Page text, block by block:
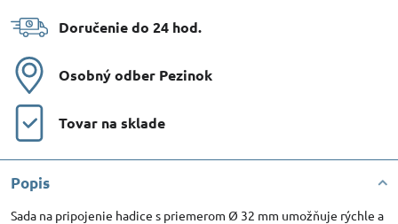
Doručenie do 24 hod​.
Osobný odber Pezinok
Tovar na sklade
Popis
Sada na pripojenie hadice s priemerom Ø 32 mm umožňuje rýchle a